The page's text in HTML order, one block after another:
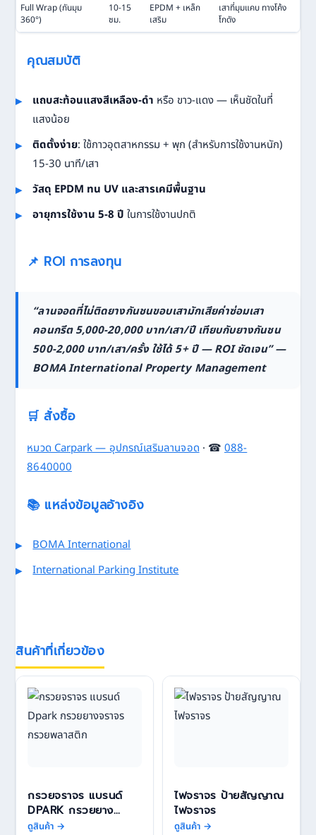
Full Wrap (กันมุม
360°)
10-15
ซม.
EPDM + เหล็ก
เสริม
เสาที่มุมแคบ ทางโค้ง
โกดัง
คุณสมบัติ
แถบสะท้อนแสงสีเหลือง-ดำ หรือ ขาว-แดง — เห็นชัดในที่
แสงน้อย
ติดตั้งง่าย: ใช้กาวอุตสาหกรรม + พุก (สำหรับการใช้งานหนัก)
15-30 นาที/เสา
วัสดุ EPDM ทน UV และสารเคมีพื้นฐาน
อายุการใช้งาน 5-8 ปี ในการใช้งานปกติ
📌 ROI การลงทุน
“ลานจอดที่ไม่ติดยางกันชนขอบเสามักเสียค่าซ่อมเสา
คอนกรีต 5,000-20,000 บาท/เสา/ปี เทียบกับยางกันชน
500-2,000 บาท/เสา/ครั้ง ใช้ได้ 5+ ปี — ROI ชัดเจน” —
BOMA International Property Management
🛒 สั่งซื้อ
หมวด Carpark — อุปกรณ์เสริมลานจอด· ☎088-
8640000
📚 แหล่งข้อมูลอ้างอิง
BOMA International
International Parking Institute
สินค้าที่เกี่ยวข้อง
กรวยจราจร แบรนด์
DPARK กรวยยาง
จราจร กรวยพลาสติก
ดูสินค้า →
ไฟจราจร ป้ายสัญญาณ
ไฟจราจร
ดูสินค้า →